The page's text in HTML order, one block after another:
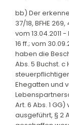
bb) Der
37/18, BFHE
vom 13.04.2011 -
16 ff.; vom
haben die
Abs. 5 Buchst.
Ehegatten und
Art. 6 Abs. 1
ausgeführt, § 2